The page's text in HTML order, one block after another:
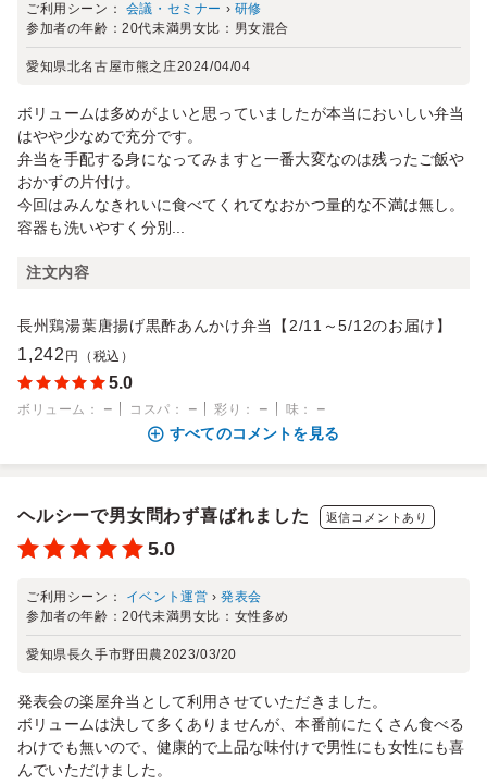
ご利用シーン： 会議・セミナー › 研修
参加者の年齢：20代未満男女比： 男女混合
愛知県北名古屋市熊之庄2024/04/04
ボリュームは多めがよいと思っていましたが本当においしい弁当
はやや少なめで充分です。
弁当を手配する身になってみますと一番大変なのは残ったご飯や
おかずの片付け。
今回はみんなきれいに食べてくれてなおかつ量的な不満は無し。
容器も洗いやすく分別...
注文内容
長州鶏湯葉唐揚げ黒酢あんかけ弁当【2/11～5/12のお届け】
1,242 円（税込）
5.0
ボリューム ： － コスパ ： － 彩り ： － 味 ：
－
すべてのコメントを見る
ヘルシーで男女問わず喜ばれました 返信コメントあり
5.0
ご利用シーン： イベント運営 ›発表会
参加者の年齢：20代未満男女比： 女性多め
愛知県長久手市野田農2023/03/20
発表会の楽屋弁当として利用させていただきました。
ボリュームは決して多くありませんが、本番前にたくさん食べる
わけでも無いので、健康的で上品な味付けで男性にも女性にも喜
んでいただけました。